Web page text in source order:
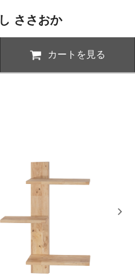
ささおか
カートを見る